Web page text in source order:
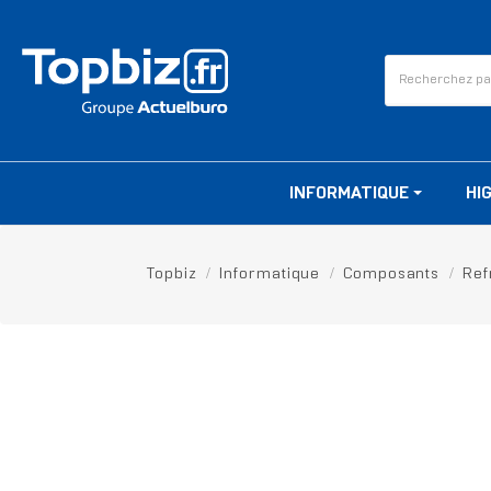
INFORMATIQUE
Topbiz Informatique Composants